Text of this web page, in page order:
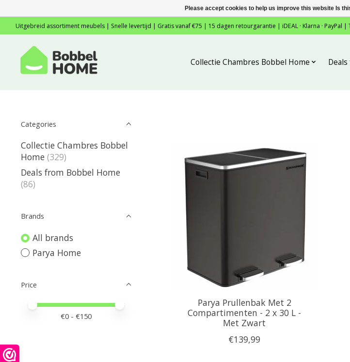
Uitgebreid assortiment meubels | Snelle levertijd | Gratis vanaf €75 | 15 dagen retourgarantie | iDEAL · Klarna · PayPal |
Collectie Chambres Bobbel Home
Categories
Collectie Chambres Bobbel
Home (329)
Deals from Bobbel Home
(86)
Brands
All brands
Parya Home
Price
Price minimum value
Price maximum value
€0 - €150
Parya Prullenbak Met 2
Compartimenten - 2 x 30 L -
Met Zwart
€139,99
Please accept cookies to help us improve this website Is